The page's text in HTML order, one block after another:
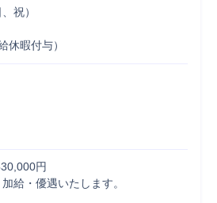
祝）
休暇付与）
円
給・優遇いたします。